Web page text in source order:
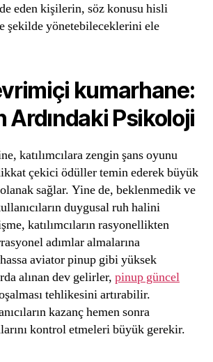
eden kişilerin, söz konusu hisli
şekilde yönetebileceklerini ele
kumarhane:
Ardındaki Psikoloji
katılımcılara zengin şans oyunu
çekici ödüller temin ederek büyük
sağlar. Yine de, beklenmedik ve
duygusal ruh halini
katılımcıların rasyonellikten
adımlar almalarına
aviator pinup gibi yüksek
alınan dev gelirler, pinup güncel
tehlikesini artırabilir.
kazanç hemen sonra
kontrol etmeleri büyük gerekir.